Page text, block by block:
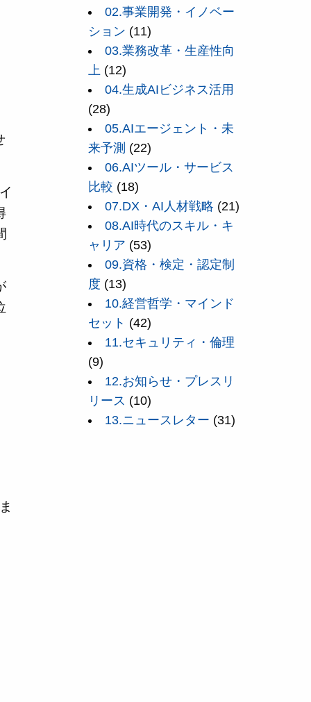
02.事業開発・イノベー
ション (11)
03.業務改革・生産性向
上 (12)
04.生成AIビジネス活用
(28)
05.AIエージェント・未
来予測 (22)
06.AIツール・サービス
比較 (18)
07.DX・AI人材戦略 (21)
08.AI時代のスキル・キ
ャリア (53)
09.資格・検定・認定制
度 (13)
10.経営哲学・マインド
セット (42)
11.セキュリティ・倫理
(9)
12.お知らせ・プレスリ
リース (10)
13.ニュースレター (31)